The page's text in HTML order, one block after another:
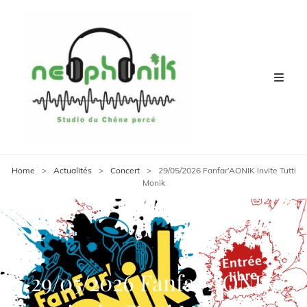
Home > Actualités > Concert >
29/05/2026 Fanfar’AONIK invite Tutti
Monik
29/05/2026 Fanfar’AONIK